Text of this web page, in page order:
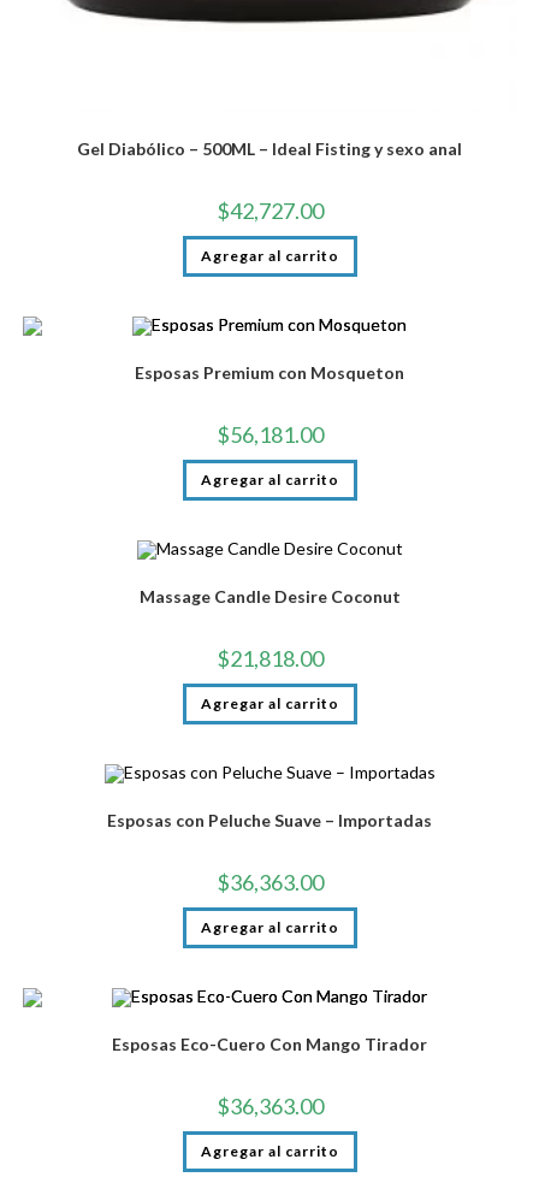
Gel Diabólico – 500ML – Ideal Fisting y sexo anal
$42,727.00
Agregar al carrito
Esposas Premium con Mosqueton
$56,181.00
Agregar al carrito
Massage Candle Desire Coconut
$21,818.00
Agregar al carrito
Esposas con Peluche Suave – Importadas
$36,363.00
Agregar al carrito
Esposas Eco-Cuero Con Mango Tirador
$36,363.00
Agregar al carrito